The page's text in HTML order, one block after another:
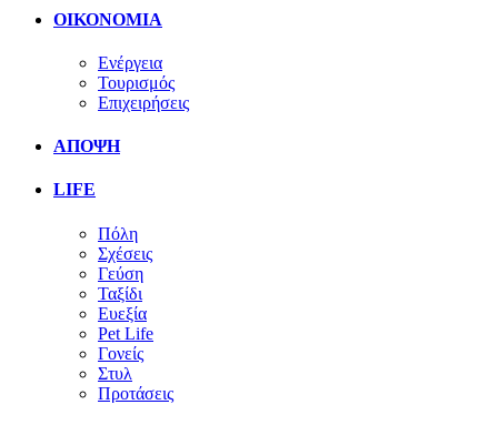
ΟΙΚΟΝΟΜΙΑ
Ενέργεια
Τουρισμός
Επιχειρήσεις
ΑΠΟΨΗ
LIFE
Πόλη
Σχέσεις
Γεύση
Ταξίδι
Ευεξία
Pet Life
Γονείς
Στυλ
Προτάσεις